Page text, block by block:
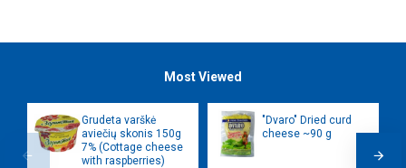
Most Viewed
Grudeta varškė
aviečių skonis 150g
7% (Cottage cheese
with raspberries)
"Dvaro" Dried curd
cheese ~90 g